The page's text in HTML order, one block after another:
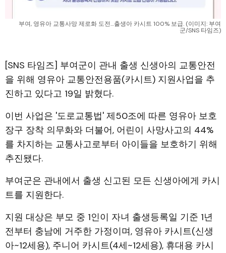
부여, 영유아 교통사망 제로화 도전…출생아 카시트 100% 보급. (이미지: 부여
군/SNS 타임즈)
[SNS 타임즈] 부여군이 관내 출생 신생아의 교통안전
을 위해 영유아 교통안전용품(카시트) 지원사업을 추
진하고 있다고 19일 밝혔다.
이번 사업은 '도로교통법' 제50조에 따른 영유아 보호
장구 장착 의무화와 더불어, 어린이 사망사고의 44%
를 차지하는 교통사고로부터 아이들을 보호하기 위해
추진됐다.
부여군은 관내에서 출생 신고된 모든 신생아에게 카시
트를 지원한다.
지원 대상은 부모 중 1인이 자녀 출생등록일 기준 1년
전부터 충남에 거주한 가정이며, 영유아 카시트(신생
아~12세용), 주니어 카시트(4세~12세용), 휴대용 카시